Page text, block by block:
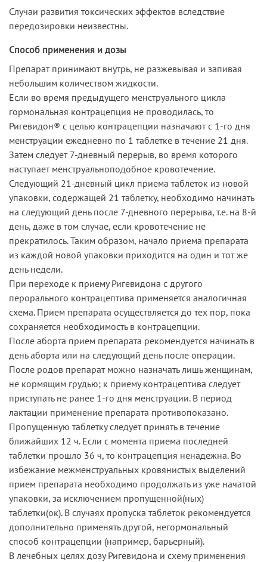
Случаи развития токсических эффектов вследствие
передозировки неизвестны.
Способ применения и дозы
Препарат принимают внутрь, не разжевывая и запивая
небольшим количеством жидкости.
Если во время предыдущего менструального цикла
гормональная контрацепция не проводилась, то
Ригевидон® с целью контрацепции назначают с 1-го дня
менструации ежедневно по 1 таблетке в течение 21 дня.
Затем следует 7-дневный перерыв, во время которого
наступает менструальноподобное кровотечение.
Следующий 21-дневный цикл приема таблеток из новой
упаковки, содержащей 21 таблетку, необходимо начинать
на следующий день после 7-дневного перерыва, т.е. на 8-й
день, даже в том случае, если кровотечение не
прекратилось. Таким образом, начало приема препарата
из каждой новой упаковки приходится на один и тот же
день недели.
При переходе к приему Ригевидона с другого
перорального контрацептива применяется аналогичная
схема. Прием препарата осуществляется до тех пор, пока
сохраняется необходимость в контрацепции.
После аборта прием препарата рекомендуется начинать в
день аборта или на следующий день после операции.
После родов препарат можно назначать лишь женщинам,
не кормящим грудью; к приему контрацептива следует
приступать не ранее 1-го дня менструации. В период
лактации применение препарата противопоказано.
Пропущенную таблетку следует принять в течение
ближайших 12 ч. Если с момента приема последней
таблетки прошло 36 ч, то контрацепция ненадежна. Во
избежание межменструальных кровянистых выделений
прием препарата необходимо продолжать из уже начатой
упаковки, за исключением пропущенной(ных)
таблетки(ок). В случаях пропуска таблеток рекомендуется
дополнительно применять другой, негормональный
способ контрацепции (например, барьерный).
В лечебных целях дозу Ригевидона и схему применения